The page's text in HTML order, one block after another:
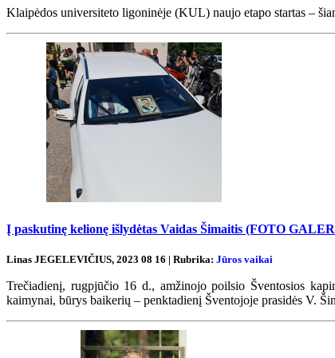
Klaipėdos universiteto ligoninėje (KUL) naujo etapo startas –
Į paskutinę kelionę išlydėtas Vaidas Šimaitis (FOTO
Linas JEGELEVIČIUS, 2023 08 16 | Rubrika: Jūros vaikai
Trečiadienį, rugpjūčio 16 d., amžinojo poilsio Šventosios
kaimynai, būrys baikerių – penktadienį Šventojoje prasidės V.